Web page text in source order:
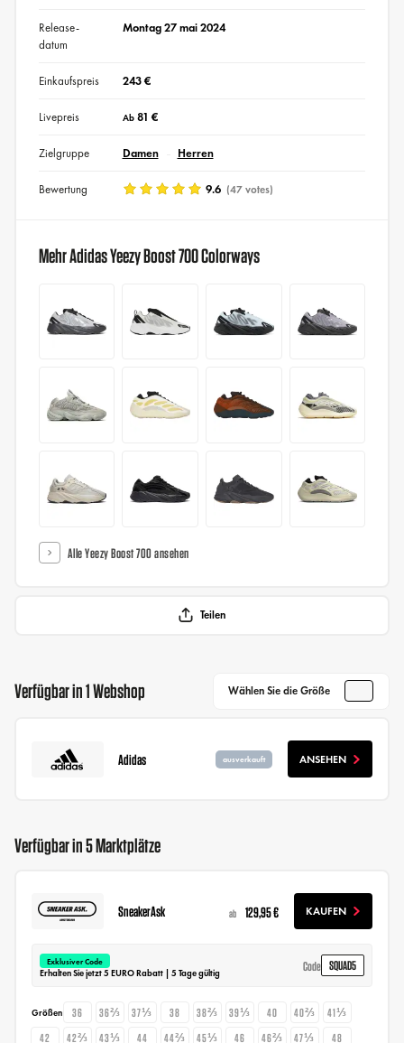
Release-
datum
Montag 27 mai 2024
Einkaufspreis 243 €
Livepreis Ab81 €
Zielgruppe Damen Herren
Bewertung 9.6 (47 votes)
Mehr Adidas Yeezy Boost 700 Colorways
Alle Yeezy Boost 700 ansehen
Teilen
Verfügbar in 1 Webshop Wählen Sie die Größe
Adidas ausverkauft ANSEHEN
Verfügbar in 5 Marktplätze
SneakerAsk ab 129,95 € KAUFEN
Exklusiver Code
Erhalten Sie jetzt 5 EURO Rabatt | 5 Tage gültig
Code SQUAD5
Größen 36 36⅔ 37⅓ 38 38⅔ 39⅓ 40 40⅔
41⅓
42
42⅔ 43⅓ 44 44⅔ 45⅓ 46 46⅔ 47⅓ 48